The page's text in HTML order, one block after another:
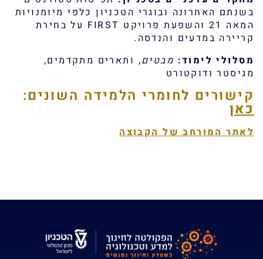
בשנתם האחרונה ובוגרי הטכניון כלפי מיומנויות
המאה 21 והשפעת פרויקט FIRST על בחירת
קריירה במדעים והנדסה.
מסלולי לימוד: מבטים, ותארים מתקדמים,
מגיסטר ודוקטורט
קישורים לחומרי הלמידה השונים:
כאן
לאתר המורחב של הקבוצה